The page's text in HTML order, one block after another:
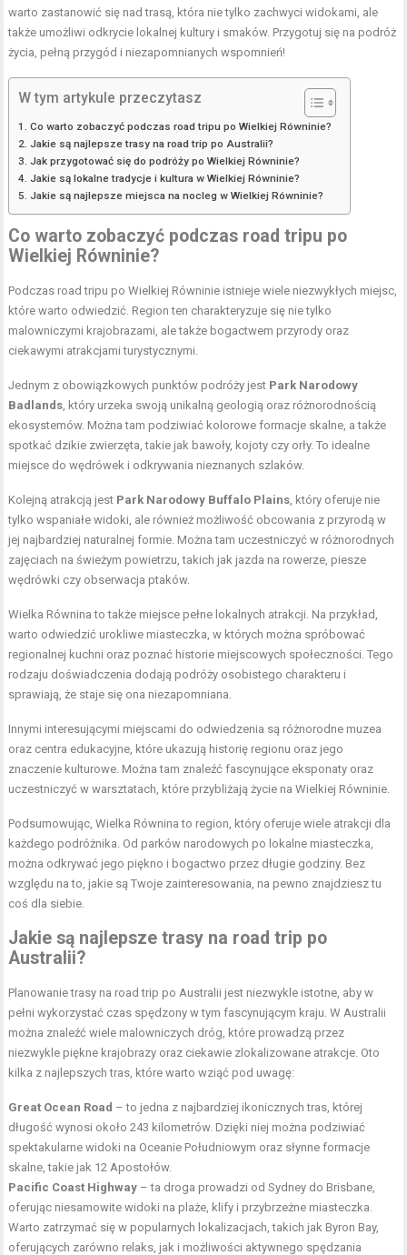
warto zastanowić się nad trasą, która nie tylko zachwyci widokami, ale
także umożliwi odkrycie lokalnej kultury i smaków. Przygotuj się na podróż
życia, pełną przygód i niezapomnianych wspomnień!
W tym artykule przeczytasz
Co warto zobaczyć podczas road tripu po Wielkiej Równinie?
Jakie są najlepsze trasy na road trip po Australii?
Jak przygotować się do podróży po Wielkiej Równinie?
Jakie są lokalne tradycje i kultura w Wielkiej Równinie?
Jakie są najlepsze miejsca na nocleg w Wielkiej Równinie?
Co warto zobaczyć podczas road tripu po
Wielkiej Równinie?
Podczas road tripu po Wielkiej Równinie istnieje wiele niezwykłych miejsc,
które warto odwiedzić. Region ten charakteryzuje się nie tylko
malowniczymi krajobrazami, ale także bogactwem przyrody oraz
ciekawymi atrakcjami turystycznymi.
Jednym z obowiązkowych punktów podróży jest Park Narodowy
Badlands , który urzeka swoją unikalną geologią oraz różnorodnością
ekosystemów. Można tam podziwiać kolorowe formacje skalne, a także
spotkać dzikie zwierzęta, takie jak bawoły, kojoty czy orły. To idealne
miejsce do wędrówek i odkrywania nieznanych szlaków.
Kolejną atrakcją jest Park Narodowy Buffalo Plains , który oferuje nie
tylko wspaniałe widoki, ale również możliwość obcowania z przyrodą w
jej najbardziej naturalnej formie. Można tam uczestniczyć w różnorodnych
zajęciach na świeżym powietrzu, takich jak jazda na rowerze, piesze
wędrówki czy obserwacja ptaków.
Wielka Równina to także miejsce pełne lokalnych atrakcji. Na przykład,
warto odwiedzić urokliwe miasteczka, w których można spróbować
regionalnej kuchni oraz poznać historie miejscowych społeczności. Tego
rodzaju doświadczenia dodają podróży osobistego charakteru i
sprawiają, że staje się ona niezapomniana.
Innymi interesującymi miejscami do odwiedzenia są różnorodne muzea
oraz centra edukacyjne, które ukazują historię regionu oraz jego
znaczenie kulturowe. Można tam znaleźć fascynujące eksponaty oraz
uczestniczyć w warsztatach, które przybliżają życie na Wielkiej Równinie.
Podsumowując, Wielka Równina to region, który oferuje wiele atrakcji dla
każdego podróżnika. Od parków narodowych po lokalne miasteczka,
można odkrywać jego piękno i bogactwo przez długie godziny. Bez
względu na to, jakie są Twoje zainteresowania, na pewno znajdziesz tu
coś dla siebie.
Jakie są najlepsze trasy na road trip po
Australii?
Planowanie trasy na road trip po Australii jest niezwykle istotne, aby w
pełni wykorzystać czas spędzony w tym fascynującym kraju. W Australii
można znaleźć wiele malowniczych dróg, które prowadzą przez
niezwykle piękne krajobrazy oraz ciekawie zlokalizowane atrakcje. Oto
kilka z najlepszych tras, które warto wziąć pod uwagę:
Great Ocean Road – to jedna z najbardziej ikonicznych tras, której
długość wynosi około 243 kilometrów. Dzięki niej można podziwiać
spektakularne widoki na Oceanie Południowym oraz słynne formacje
skalne, takie jak 12 Apostołów.
Pacific Coast Highway – ta droga prowadzi od Sydney do Brisbane,
oferując niesamowite widoki na plaże, klify i przybrzeżne miasteczka.
Warto zatrzymać się w popularnych lokalizacjach, takich jak Byron Bay,
oferujących zarówno relaks, jak i możliwości aktywnego spędzania